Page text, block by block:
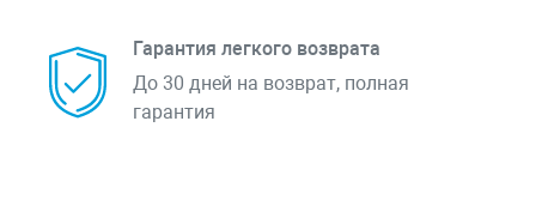
Гарантия легкого возврата
До 30 дней на возврат, полная
гарантия